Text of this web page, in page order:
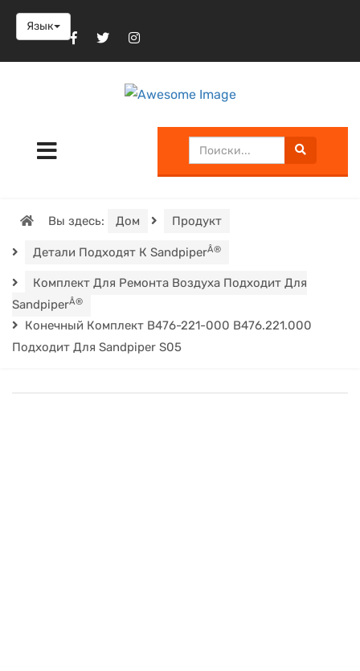
Язык
Вы здесь: Дом Продукт
Детали Подходят К SandpiperÂ®
Комплект Для Ремонта Воздуха Подходит Для
SandpiperÂ®
Конечный Комплект B476-221-000 B476.221.000
Подходит Для Sandpiper S05